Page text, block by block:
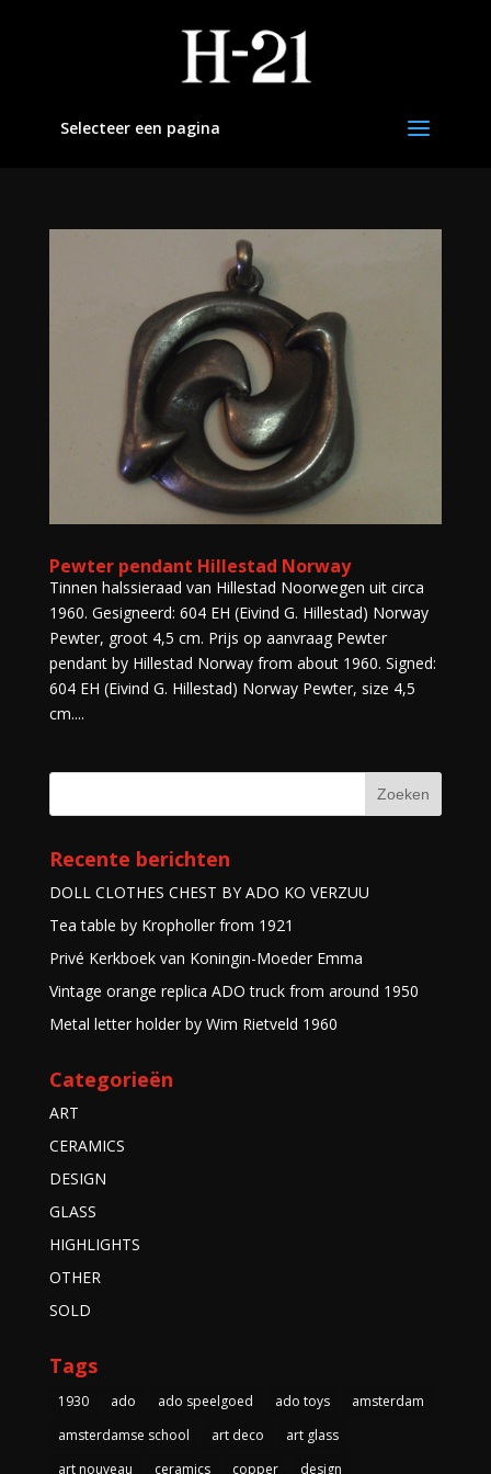
Selecteer een pagina
Pewter pendant Hillestad Norway
Tinnen halssieraad van Hillestad Noorwegen uit circa
1960. Gesigneerd: 604 EH (Eivind G. Hillestad) Norway
Pewter, groot 4,5 cm. Prijs op aanvraag Pewter
pendant by Hillestad Norway from about 1960. Signed:
604 EH (Eivind G. Hillestad) Norway Pewter, size 4,5
cm....
Recente berichten
DOLL CLOTHES CHEST BY ADO KO VERZUU
Tea table by Kropholler from 1921
Privé Kerkboek van Koningin-Moeder Emma
Vintage orange replica ADO truck from around 1950
Metal letter holder by Wim Rietveld 1960
Categorieën
ART
CERAMICS
DESIGN
GLASS
HIGHLIGHTS
OTHER
SOLD
Tags
1930 ado ado speelgoed ado toys
amsterdam
amsterdamse school
art deco
art glass
art nouveau
ceramics copper design